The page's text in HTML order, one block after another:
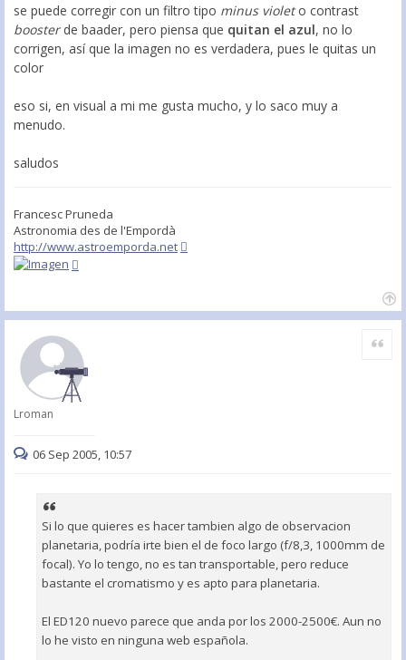
se puede corregir con un filtro tipo minus violeto contrast
boosterde baader, pero piensa que quitan el azul, no lo
corrigen, así que la imagen no es verdadera, pues le quitas un
color
eso si, en visual a mi me gusta mucho, y lo saco muy a
menudo.
saludos
Francesc Pruneda
Astronomia des de l'Empordà
http://www.astroemporda.net
Lroman
Citar
06 Sep 2005, 10:57
Si lo que quieres es hacer tambien algo de observacion
planetaria, podría irte bien el de foco largo (f/8,3, 1000mm de
focal). Yo lo tengo, no es tan transportable, pero reduce
bastante el cromatismo y es apto para planetaria.
El ED120 nuevo parece que anda por los 2000-2500€. Aun no
lo he visto en ninguna web española.